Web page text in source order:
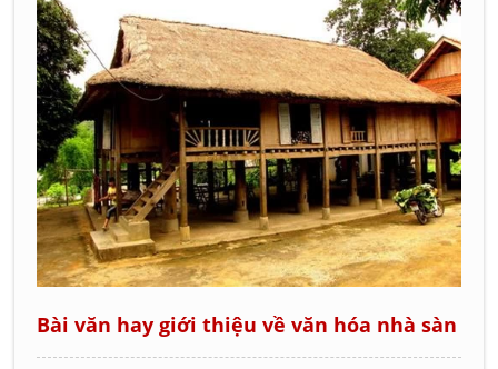
Bài văn hay giới thiệu về văn hóa nhà sàn